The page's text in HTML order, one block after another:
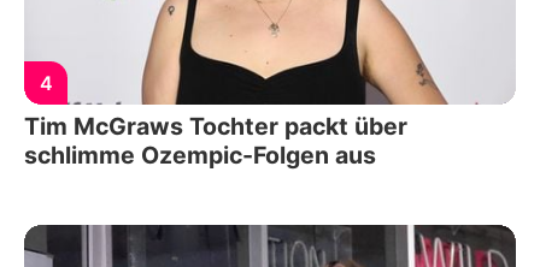
4
Tim McGraws Tochter packt über
schlimme Ozempic-Folgen aus